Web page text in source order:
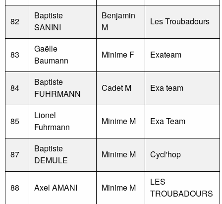
82
Baptiste
SANINI
Benjamin
M
Les Troubadours
83
Gaëlle
Baumann
Minime F Exateam
84
Baptiste
FUHRMANN
Cadet M Exa team
85
Lionel
Fuhrmann
Minime M Exa Team
87
Baptiste
DEMULE
Minime M Cycl'hop
88 Axel AMANI Minime M
LES
TROUBADOURS